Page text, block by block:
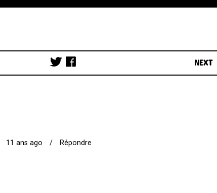
Post
navigation
NEXT
11 ans ago / Répondre